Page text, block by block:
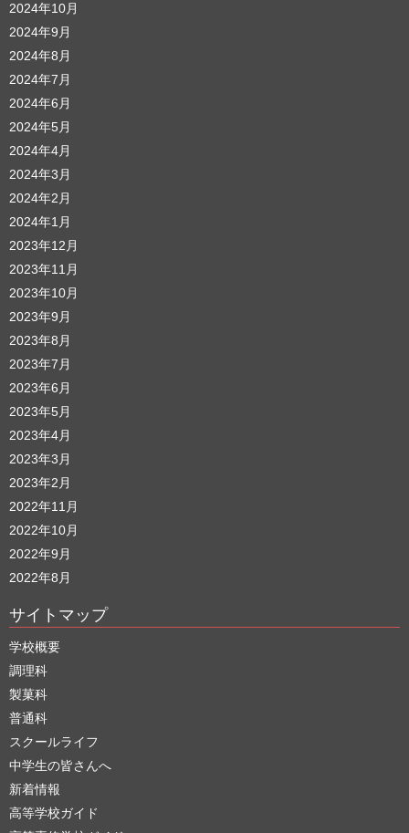
2024年10月
2024年9月
2024年8月
2024年7月
2024年6月
2024年5月
2024年4月
2024年3月
2024年2月
2024年1月
2023年12月
2023年11月
2023年10月
2023年9月
2023年8月
2023年7月
2023年6月
2023年5月
2023年4月
2023年3月
2023年2月
2022年11月
2022年10月
2022年9月
2022年8月
サイトマップ
学校概要
調理科
製菓科
普通科
スクールライフ
中学生の皆さんへ
新着情報
高等学校ガイド